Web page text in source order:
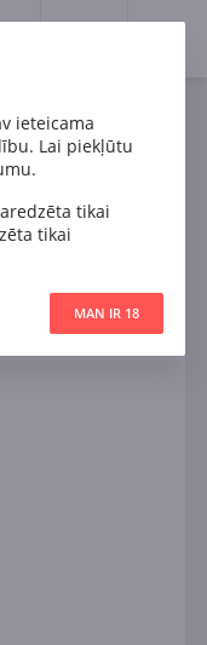
Itālija
Brindisi Riserva
ieteicama
Lai piekļūtu
tikai
tikai
MAN IR 18